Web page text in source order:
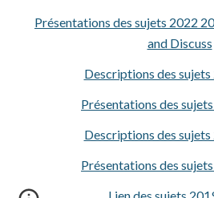
Présentations des sujets 2022
and Discuss
Descriptions des sujets
Présentations des
Descriptions des sujets
Présentations des